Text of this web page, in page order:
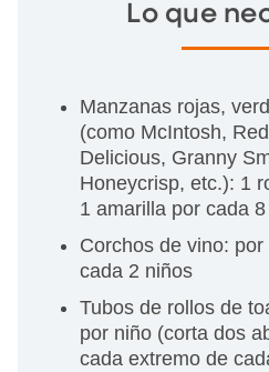
Lo que
Manzanas rojas,
(como McIntosh,
Delicious, Granny
Honeycrisp, etc.): 1
1 amarilla por cada
Corchos de vino:
cada 2 niños
Tubos de rollos de
por niño (corta dos
cada extremo de